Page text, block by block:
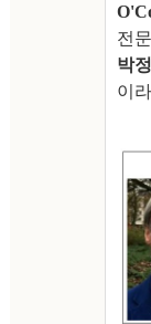
전
박
이